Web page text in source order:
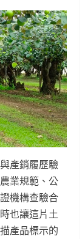
產銷履歷驗
業規範、公
機構查驗合
也讓這片土
產品標示的